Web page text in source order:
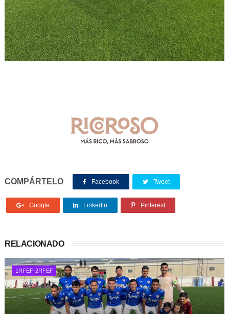
COMPÁRTELO Facebook Tweet
Google Linkedin Pinterest
RELACIONADO
1RFEF-2RFEF